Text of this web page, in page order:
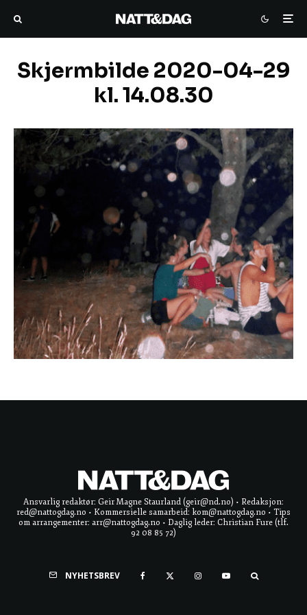
Skjermbilde 2020-04-29
kl. 14.08.30
Ansvarlig redaktør: Geir Magne Staurland (geir@nd.no) • Redaksjon:
red@nattogdag.no • Kommersielle samarbeid: kom@nattogdag.no • Tips
om arrangementer: arr@nattogdag.no • Daglig leder: Christian Fure (tlf.
92 08 85 72)
NYHETSBREV